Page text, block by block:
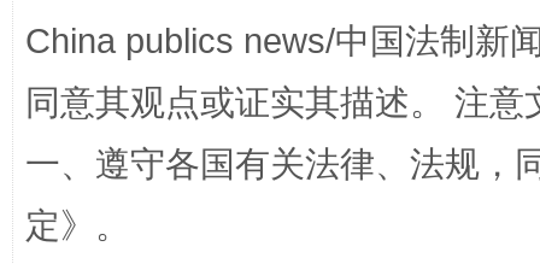
扯下公款旅游的“隐身衣” 如何以
China publics news/中国法制新
同意其观点或证实其描述。 注
一、遵守各国有关法律、法规，
定》。